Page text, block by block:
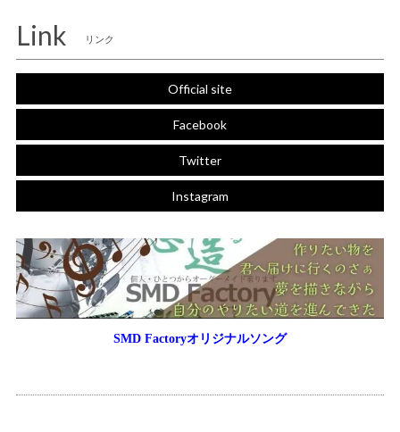
Link リンク
Official site
Facebook
Twitter
Instagram
SMD Factoryオリジナルソング